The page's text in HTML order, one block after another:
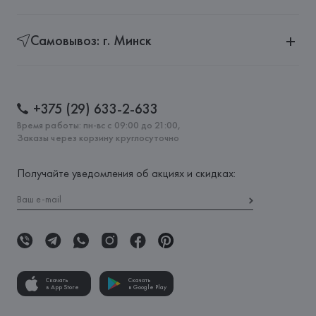
Самовывоз: г. Минск
+375 (29) 633-2-633
Время работы: пн-вс с 09:00 до 21:00,
Заказы через корзину круглосуточно
Получайте уведомления об акциях и скидках:
Скачать
в App Store
Скачать
в Google Play